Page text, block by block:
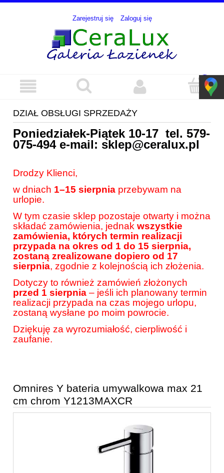
Zarejestruj się Zaloguj się
DZIAŁ OBSŁUGI SPRZEDAŻY
Poniedziałek-Piątek 10-17 tel. 579-
075-494e-mail: sklep@ceralux.pl
Drodzy Klienci,
w dniach 1–15 sierpnia przebywam na
urlopie.
W tym czasie sklep pozostaje otwarty i można
składać zamówienia, jednak wszystkie
zamówienia, których termin realizacji
przypada na okres od 1 do 15 sierpnia,
zostaną zrealizowane dopiero od 17
sierpnia, zgodnie z kolejnością ich złożenia.
Dotyczy to również zamówień złożonych
przed 1 sierpnia – jeśli ich planowany termin
realizacji przypada na czas mojego urlopu,
zostaną wysłane po moim powrocie.
Dziękuję za wyrozumiałość, cierpliwość i
zaufanie.
Omnires Y bateria umywalkowa max 21
cm chrom Y1213MAXCR